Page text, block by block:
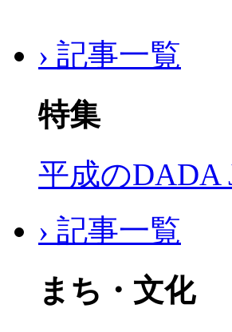
› 記事一覧
特集
平成のDADA
› 記事一覧
まち・文化